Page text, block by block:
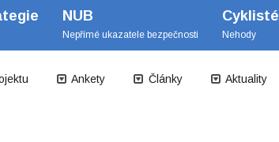
NUB
Nepřímé ukazatele bezpečnosti
Cyklisté
Nehody
Ankety Články Aktuality